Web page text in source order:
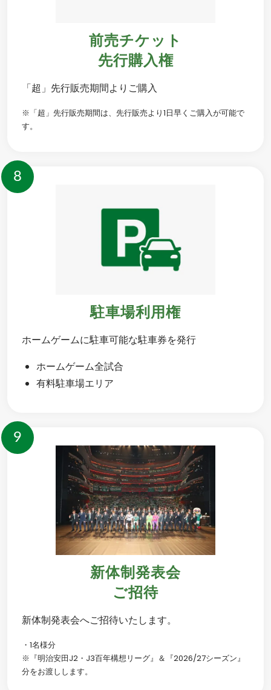
前売チケット
先行購入権
「超」先行販売期間よりご購入
※「超」先行販売期間は、先行販売より1日早くご購入が可能で
す。
8
駐車場利用権
ホームゲームに駐車可能な駐車券を発行
ホームゲーム全試合
有料駐車場エリア
9
新体制発表会
ご招待
新体制発表会へご招待いたします。
・1名様分
※『明治安田J2・J3百年構想リーグ』＆『2026/27シーズン』
分をお渡しします。